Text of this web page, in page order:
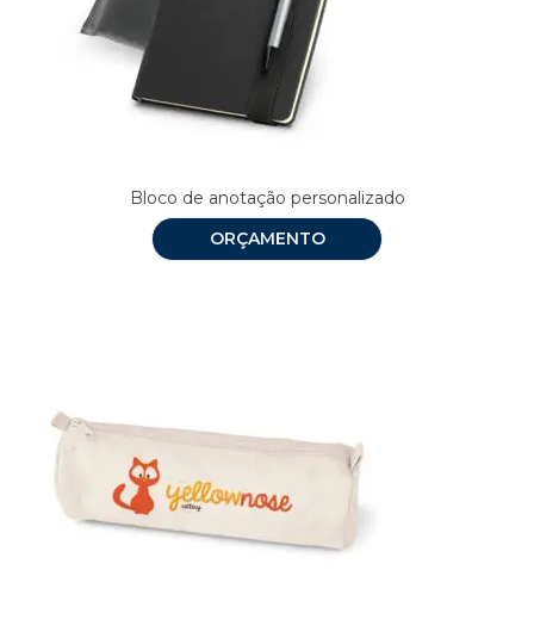
Bloco de anotação personalizado
ORÇAMENTO